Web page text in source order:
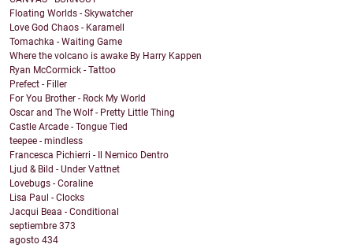
Floating Worlds - Skywatcher
Love God Chaos - Karamell
Tomachka - Waiting Game
Where the volcano is awake By Harry Kappen
Ryan McCormick - Tattoo
Prefect - Filler
For You Brother - Rock My World
Oscar and The Wolf - Pretty Little Thing
Castle Arcade - Tongue Tied
teepee - mindless
Francesca Pichierri - Il Nemico Dentro
Ljud & Bild - Under Vattnet
Lovebugs - Coraline
Lisa Paul - Clocks
Jacqui Beaa - Conditional
septiembre 373
agosto 434